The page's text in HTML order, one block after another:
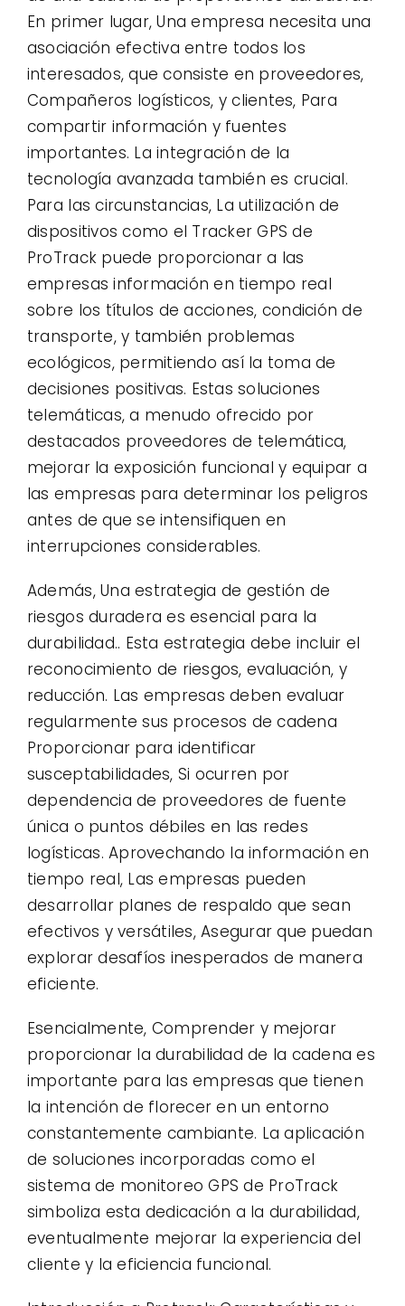
En primer lugar, Una empresa necesita una
asociación efectiva entre todos los
interesados, que consiste en proveedores,
Compañeros logísticos, y clientes, Para
compartir información y fuentes
importantes. La integración de la
tecnología avanzada también es crucial.
Para las circunstancias, La utilización de
dispositivos como el Tracker GPS de
ProTrack puede proporcionar a las
empresas información en tiempo real
sobre los títulos de acciones, condición de
transporte, y también problemas
ecológicos, permitiendo así la toma de
decisiones positivas. Estas soluciones
telemáticas, a menudo ofrecido por
destacados proveedores de telemática,
mejorar la exposición funcional y equipar a
las empresas para determinar los peligros
antes de que se intensifiquen en
interrupciones considerables.
Además, Una estrategia de gestión de
riesgos duradera es esencial para la
durabilidad.. Esta estrategia debe incluir el
reconocimiento de riesgos, evaluación, y
reducción. Las empresas deben evaluar
regularmente sus procesos de cadena
Proporcionar para identificar
susceptabilidades, Si ocurren por
dependencia de proveedores de fuente
única o puntos débiles en las redes
logísticas. Aprovechando la información en
tiempo real, Las empresas pueden
desarrollar planes de respaldo que sean
efectivos y versátiles, Asegurar que puedan
explorar desafíos inesperados de manera
eficiente.
Esencialmente, Comprender y mejorar
proporcionar la durabilidad de la cadena es
importante para las empresas que tienen
la intención de florecer en un entorno
constantemente cambiante. La aplicación
de soluciones incorporadas como el
sistema de monitoreo GPS de ProTrack
simboliza esta dedicación a la durabilidad,
eventualmente mejorar la experiencia del
cliente y la eficiencia funcional.